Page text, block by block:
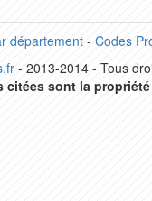
département- Codes
- 2013-2014 - Tous
citées sont la